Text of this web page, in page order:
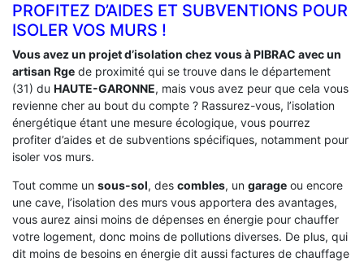
PROFITEZ D’AIDES ET SUBVENTIONS POUR
ISOLER VOS MURS !
Vous avez un projet d’isolation chez vous à PIBRAC avec un
artisan Rge de proximité qui se trouve dans le département
(31) du HAUTE-GARONNE, mais vous avez peur que cela vous
revienne cher au bout du compte ? Rassurez-vous, l’isolation
énergétique étant une mesure écologique, vous pourrez
profiter d’aides et de subventions spécifiques, notamment pour
isoler vos murs.
Tout comme un sous-sol, des combles, un garage ou encore
une cave, l’isolation des murs vous apportera des avantages,
vous aurez ainsi moins de dépenses en énergie pour chauffer
votre logement, donc moins de pollutions diverses. De plus, qui
dit moins de besoins en énergie dit aussi factures de chauffage